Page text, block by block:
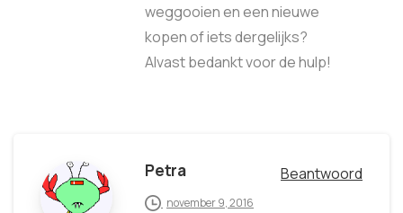
weggooien en een nieuwe
kopen of iets dergelijks?
Alvast bedankt voor de hulp!
Petra Beantwoord
november 9, 2016